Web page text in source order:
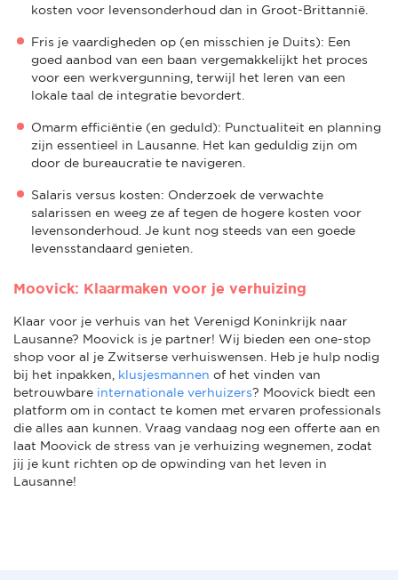
kosten voor levensonderhoud dan in Groot-Brittannië.
Fris je vaardigheden op (en misschien je Duits): Een
goed aanbod van een baan vergemakkelijkt het proces
voor een werkvergunning, terwijl het leren van een
lokale taal de integratie bevordert.
Omarm efficiëntie (en geduld): Punctualiteit en planning
zijn essentieel in Lausanne. Het kan geduldig zijn om
door de bureaucratie te navigeren.
Salaris versus kosten: Onderzoek de verwachte
salarissen en weeg ze af tegen de hogere kosten voor
levensonderhoud. Je kunt nog steeds van een goede
levensstandaard genieten.
Moovick: Klaarmaken voor je verhuizing
Klaar voor je verhuis van het Verenigd Koninkrijk naar
Lausanne? Moovick is je partner! Wij bieden een one-stop
shop voor al je Zwitserse verhuiswensen. Heb je hulp nodig
bij het inpakken, klusjesmannen of het vinden van
betrouwbare internationale verhuizers? Moovick biedt een
platform om in contact te komen met ervaren professionals
die alles aan kunnen. Vraag vandaag nog een offerte aan en
laat Moovick de stress van je verhuizing wegnemen, zodat
jij je kunt richten op de opwinding van het leven in
Lausanne!